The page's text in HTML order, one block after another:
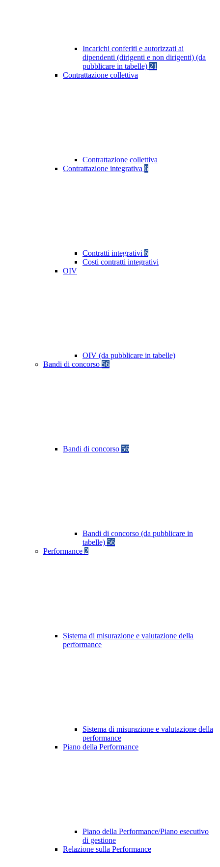
Incarichi conferiti e autorizzati ai
dipendenti (dirigenti e non dirigenti) (da
pubblicare in tabelle) 21
Contrattazione collettiva
Contrattazione collettiva
Contrattazione integrativa 6
Contratti integrativi 6
Costi contratti integrativi
OIV
OIV (da pubblicare in tabelle)
Bandi di concorso 56
Bandi di concorso 56
Bandi di concorso (da pubblicare in
tabelle) 56
Performance 2
Sistema di misurazione e valutazione della
performance
Sistema di misurazione e valutazione della
performance
Piano della Performance
Piano della Performance/Piano esecutivo
di gestione
Relazione sulla Performance